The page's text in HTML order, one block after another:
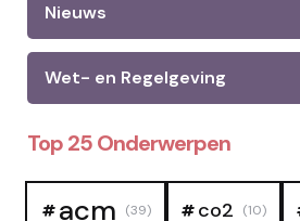
Nieuws
Wet- en Regelgeving
Top 25 Onderwerpen
acm (39) co2 (10)